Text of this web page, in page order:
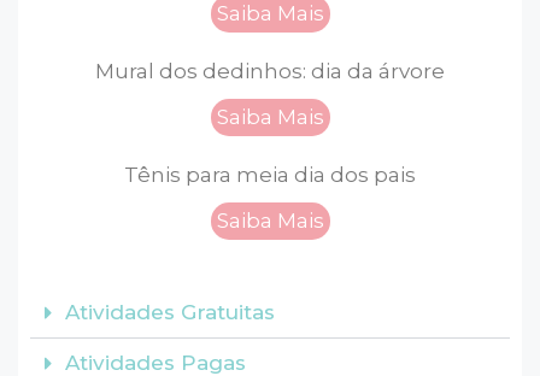
Saiba Mais
Mural dos dedinhos: dia da árvore
Saiba Mais
Tênis para meia dia dos pais
Saiba Mais
Atividades Gratuitas
Atividades Pagas